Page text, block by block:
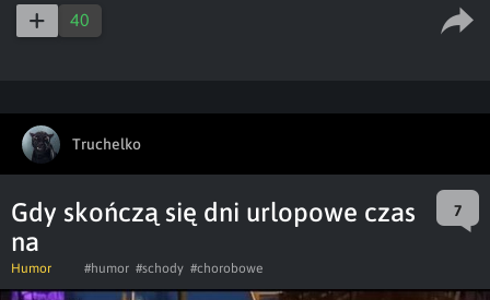
40
Truchelko
Gdy skończą się dni urlopowe czas
na
7
Humor #humor #schody #chorobowe